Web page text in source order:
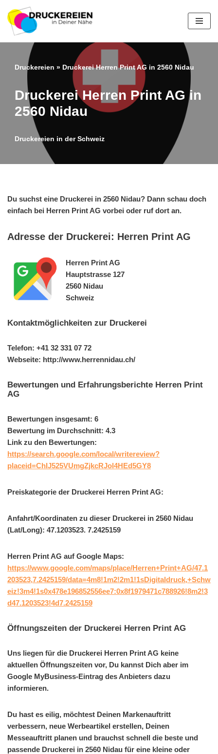
Zum
Inhalt
springen
Druckereien » Druckerei Herren Print AG in 2560 Nidau
Druckerei Herren Print AG in
2560 Nidau
Druckereien in der Schweiz
Du suchst eine Druckerei in 2560 Nidau? Dann schau doch
einfach bei Herren Print AG vorbei oder ruf dort an.
Adresse der Druckerei: Herren Print AG
Herren Print AG
Hauptstrasse 127
2560 Nidau
Schweiz
Kontaktmöglichkeiten zur Druckerei
Telefon: +41 32 331 07 72
Webseite: http://www.herrennidau.ch/
Bewertungen und Erfahrungsberichte Herren Print
AG
Bewertungen insgesamt: 6
Bewertung im Durchschnitt: 4.3
Link zu den Bewertungen:
https://search.google.com/local/writereview?
placeid=ChIJ525VUmgZjkcRJol4HEd5GY8
Preiskategorie der Druckerei Herren Print AG:
Anfahrt/Koordinaten zu dieser Druckerei in 2560 Nidau
(Lat/Long): 47.1203523. 7.2425159
Herren Print AG auf Google Maps:
https://www.google.com/maps/place/Herren+Print+AG/47.1
203523,7.2425159/data=4m8!1m2!2m1!1sDigitaldruck,+Schw
eiz!3m4!1s0x478e196852556ee7:0x8f1979471c788926!8m2!3
d47.1203523!4d7.2425159
Öffnungszeiten der Druckerei Herren Print AG
Uns liegen für die Druckerei Herren Print AG keine
aktuellen Öffnungszeiten vor, Du kannst Dich aber im
Google MyBusiness-Eintrag des Anbieters dazu
informieren.
Du hast es eilig, möchtest Deinen Markenauftritt
verbessern, neue Werbeartikel erstellen, Deinen
Messeauftritt planen und brauchst schnell die beste und
passende Druckerei in 2560 Nidau für eine kleine oder